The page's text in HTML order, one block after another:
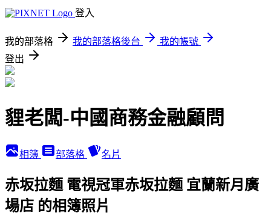
登入
我的部落格 我的部落格後台
我的帳號
登出
貍老闆-中國商務金融顧問
相簿 部落格 名片
赤坂拉麵 電視冠軍赤坂拉麵 宜蘭新月廣
場店 的相簿照片